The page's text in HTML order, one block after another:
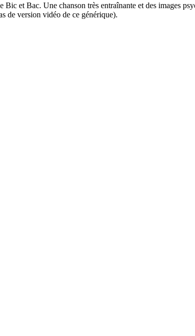
et Bac. Une chanson très entraînante et des images
de version vidéo de ce générique).